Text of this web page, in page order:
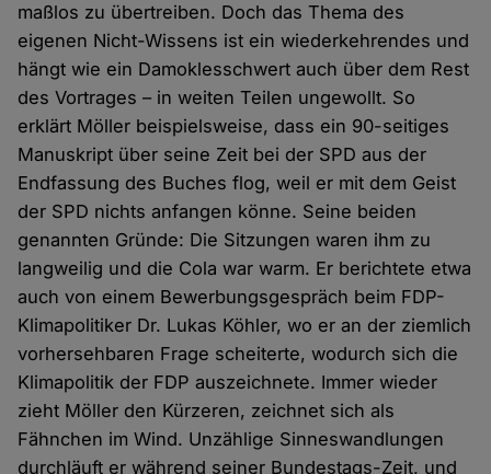
maßlos zu übertreiben. Doch das Thema des
eigenen Nicht-Wissens ist ein wiederkehrendes und
hängt wie ein Damoklesschwert auch über dem Rest
des Vortrages – in weiten Teilen ungewollt. So
erklärt Möller beispielsweise, dass ein 90-seitiges
Manuskript über seine Zeit bei der SPD aus der
Endfassung des Buches flog, weil er mit dem Geist
der SPD nichts anfangen könne. Seine beiden
genannten Gründe: Die Sitzungen waren ihm zu
langweilig und die Cola war warm. Er berichtete etwa
auch von einem Bewerbungsgespräch beim FDP-
Klimapolitiker Dr. Lukas Köhler, wo er an der ziemlich
vorhersehbaren Frage scheiterte, wodurch sich die
Klimapolitik der FDP auszeichnete. Immer wieder
zieht Möller den Kürzeren, zeichnet sich als
Fähnchen im Wind. Unzählige Sinneswandlungen
durchläuft er während seiner Bundestags-Zeit, und